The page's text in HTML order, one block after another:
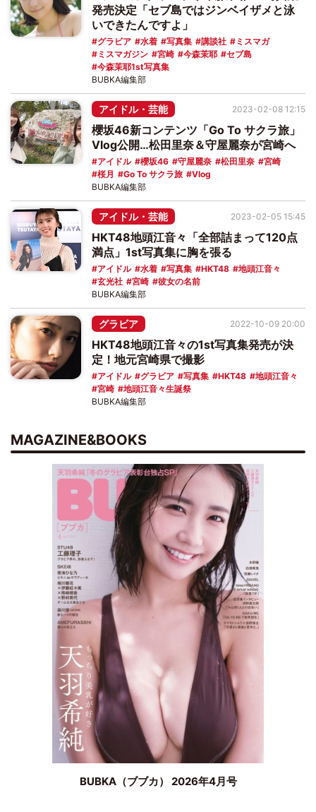
発売決定「セブ島ではジンベイザメと泳
いできたんですよ」
グラビア 水着 写真集 講談社
ミスマガ
ミスマガジン
宮崎 今森茉耶
セブ島
今森茉耶1st写真集
BUBKA編集部
アイドル・芸能
櫻坂46新コンテンツ「Go To サクラ旅」
Vlog公開…松田里奈＆守屋麗奈が宮崎へ
アイドル 櫻坂46 守屋麗奈 松田里奈
宮崎
桜月
Go To サクラ旅 Vlog
2023-02-08 12:15
BUBKA編集部
アイドル・芸能
HKT48地頭江音々「全部詰まって120点
満点」1st写真集に胸を張る
アイドル 水着 写真集 HKT48
地頭江音々
玄光社
宮崎 彼女の名前
2023-02-05 15:45
BUBKA編集部
グラビア
HKT48地頭江音々の1st写真集発売が決
定！地元宮崎県で撮影
アイドル グラビア 写真集 HKT48
地頭江音々
宮崎
地頭江音々生誕祭
2022-10-09 20:00
BUBKA編集部
MAGAZINE&BOOKS
BUBKA（ブブカ） 2026年4月号